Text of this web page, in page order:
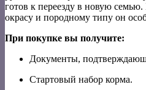
готов к переезду в новую
окрасу и породному типу он
При покупке вы получите:
Документы,
Стартовый набор корма.